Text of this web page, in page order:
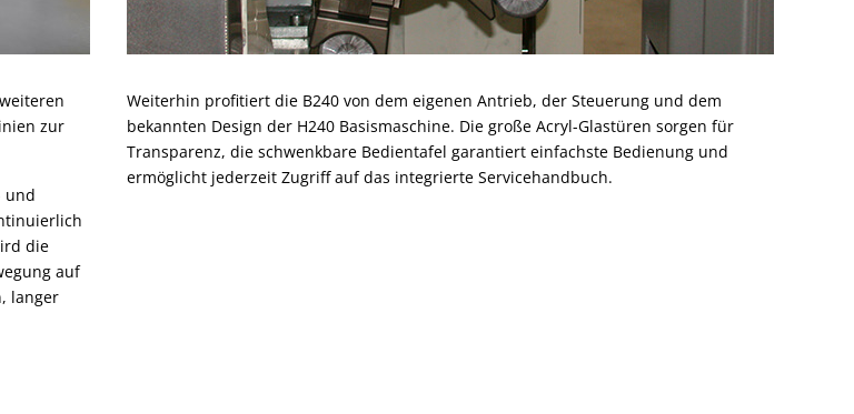
zur
und
die
auf
langer
Weiterhin profitiert die B240 von dem eigenen Antrieb, der Steuerung und dem
bekannten Design der H240 Basismaschine. Die große Acryl-Glastüren sorgen für
Transparenz, die schwenkbare Bedientafel garantiert einfachste Bedienung und
ermöglicht jederzeit Zugriff auf das integrierte Servicehandbuch.